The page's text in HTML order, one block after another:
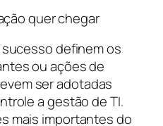
quer chegar
definem os
ou ações de
ser adotadas
a gestão de TI.
mais importantes do